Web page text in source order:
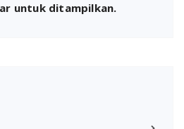
untuk ditampilkan.